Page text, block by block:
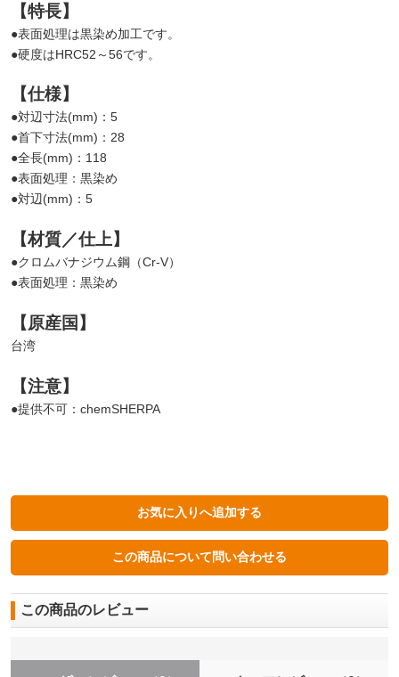
【特長】
●表面処理は黒染め加工です。
●硬度はHRC52～56です。
【仕様】
●対辺寸法(mm)：5
●首下寸法(mm)：28
●全長(mm)：118
●表面処理：黒染め
●対辺(mm)：5
【材質／仕上】
●クロムバナジウム鋼（Cr-V）
●表面処理：黒染め
【原産国】
台湾
【注意】
●提供不可：chemSHERPA
この商品のレビュー